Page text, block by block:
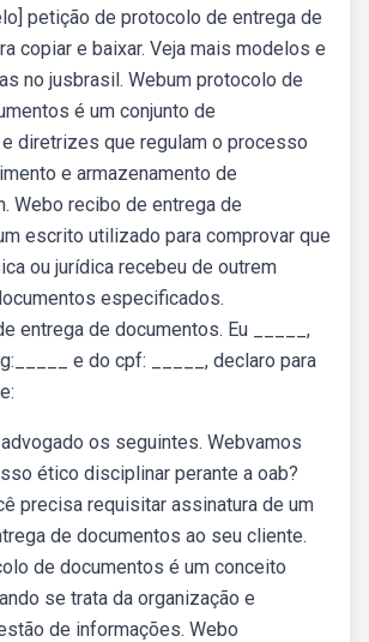
petição de protocolo de entrega de
copiar e baixar. Veja mais modelos e
no jusbrasil. Webum protocolo de
é um conjunto de
diretrizes que regulam o processo
e armazenamento de
Webo recibo de entrega de
escrito utilizado para comprovar que
ou jurídica recebeu de outrem
especificados.
entrega de documentos. Eu _____,
e do cpf: _____, declaro para
os seguintes. Webvamos
ético disciplinar perante a oab?
precisa requisitar assinatura de um
de documentos ao seu cliente.
de documentos é um conceito
se trata da organização e
de informações. Webo